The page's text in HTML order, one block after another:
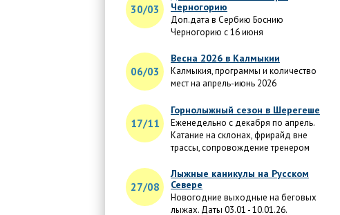
30/03
Черногорию
Доп.дата в Сербию Боснию
Черногорию с 16 июня
06/03
Весна 2026 в Калмыкии
Калмыкия, программы и количество
мест на апрель-июнь 2026
17/11
Горнолыжный сезон в Шерегеше
Еженедельно с декабря по апрель.
Катание на склонах, фрирайд вне
трассы, сопровождение тренером
27/08
Лыжные каникулы на Русском
Севере
Новогодние выходные на беговых
лыжах. Даты 03.01 - 10.01.26.